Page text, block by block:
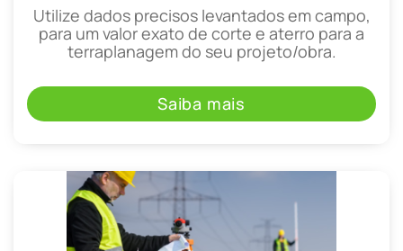
Utilize dados precisos levantados em campo,
para um valor exato de corte e aterro para a
terraplanagem do seu projeto/obra.
Saiba mais